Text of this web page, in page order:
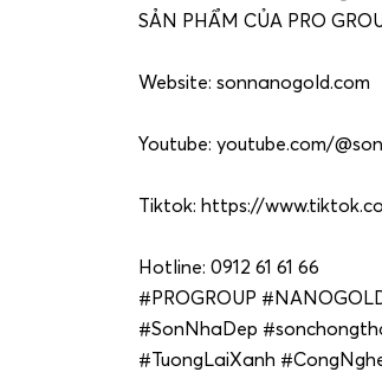
SẢN PHẨM CỦA PRO
Website: sonnanogold.com
Youtube: youtube.com/
Tiktok: https://
Hotline: 0912 61 61 66
#PROGROUP
#SonNhaDep
#TuongLaiXanh